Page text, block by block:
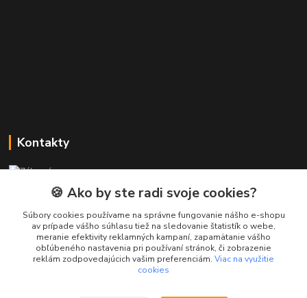
Kontakty
+421 911 010 560
Po-Pia, 13-17 hod.
info@presmartfon.sk
🍪 Ako by ste radi svoje cookies?
Súbory cookies používame na správne fungovanie nášho e-shopu
av prípade vášho súhlasu tiež na sledovanie štatistík o webe,
meranie efektivity reklamných kampaní, zapamätanie vášho
obľúbeného nastavenia pri používaní stránok, či zobrazenie
reklám zodpovedajúcich vašim preferenciám. Viac na využitie
cookies